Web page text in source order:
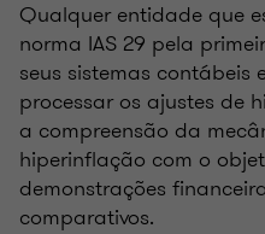
Qualquer entidade que
norma IAS 29 pela
seus sistemas contábeis
processar os ajustes de
a compreensão da
hiperinflação com o
demonstrações
comparativos.